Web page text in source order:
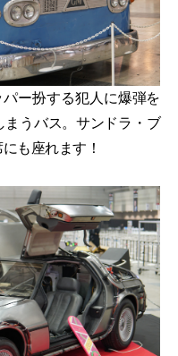
パー扮する犯人に爆弾を
うバス。サンドラ・ブ
も座れます！